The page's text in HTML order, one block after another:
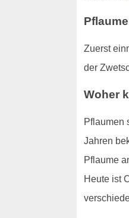
Zuerst
der
Woher
Pflaumen
Jahren
Pflaume
Heute ist